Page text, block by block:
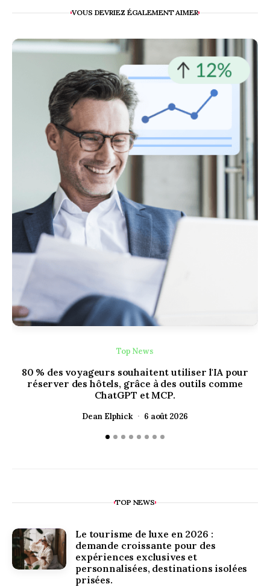
VOUS DEVRIEZ ÉGALEMENT AIMER
Top News
80 % des voyageurs souhaitent utiliser l'IA pour
réserver des hôtels, grâce à des outils comme
ChatGPT et MCP.
Dean Elphick 6 août 2026
TOP NEWS
Le tourisme de luxe en 2026 :
demande croissante pour des
expériences exclusives et
personnalisées, destinations isolées
prisées.